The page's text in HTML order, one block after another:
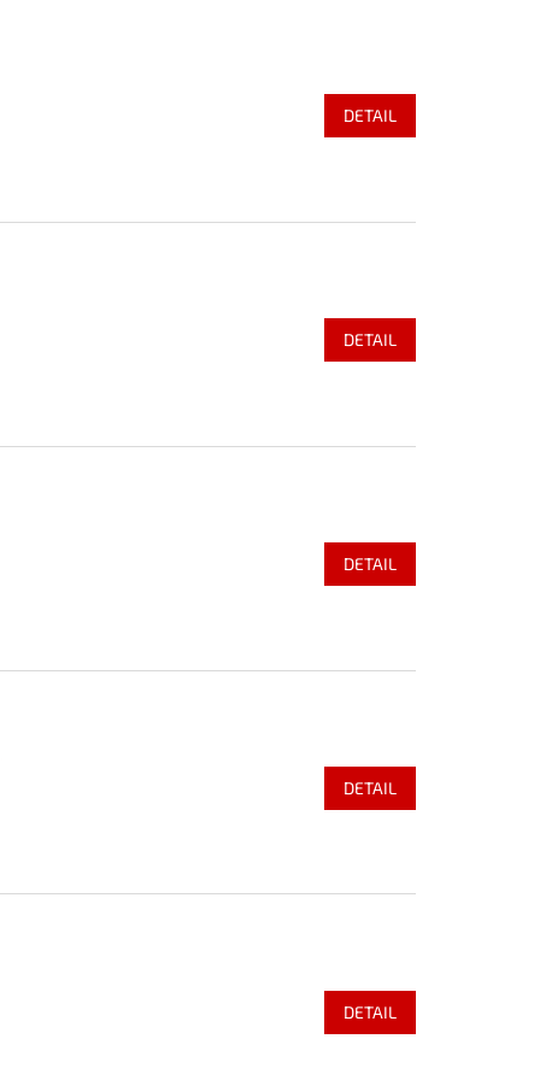
DETAIL
DETAIL
DETAIL
DETAIL
DETAIL